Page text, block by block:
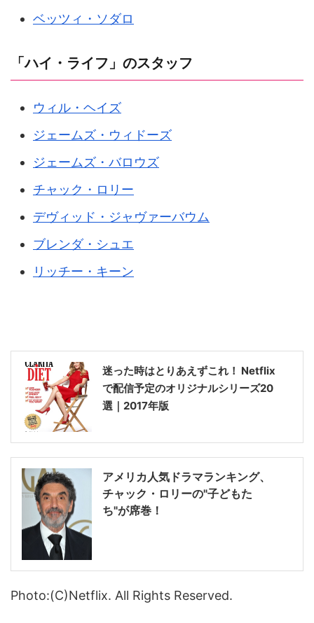
ベッツィ・ソダロ
「ハイ・ライフ」のスタッフ
ウィル・ヘイズ
ジェームズ・ウィドーズ
ジェームズ・バロウズ
チャック・ロリー
デヴィッド・ジャヴァーバウム
ブレンダ・シュエ
リッチー・キーン
迷った時はとりあえずこれ！ Netflix
で配信予定のオリジナルシリーズ20
選｜2017年版
アメリカ人気ドラマランキング、
チャック・ロリーの"子どもた
ち"が席巻！
Photo:(C)Netflix. All Rights Reserved.